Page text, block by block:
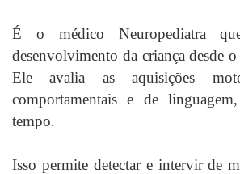
É o médico Neuropediatra
desenvolvimento da criança desde
Ele avalia as aquisições
comportamentais e de
tempo.
Isso permite detectar e intervir de